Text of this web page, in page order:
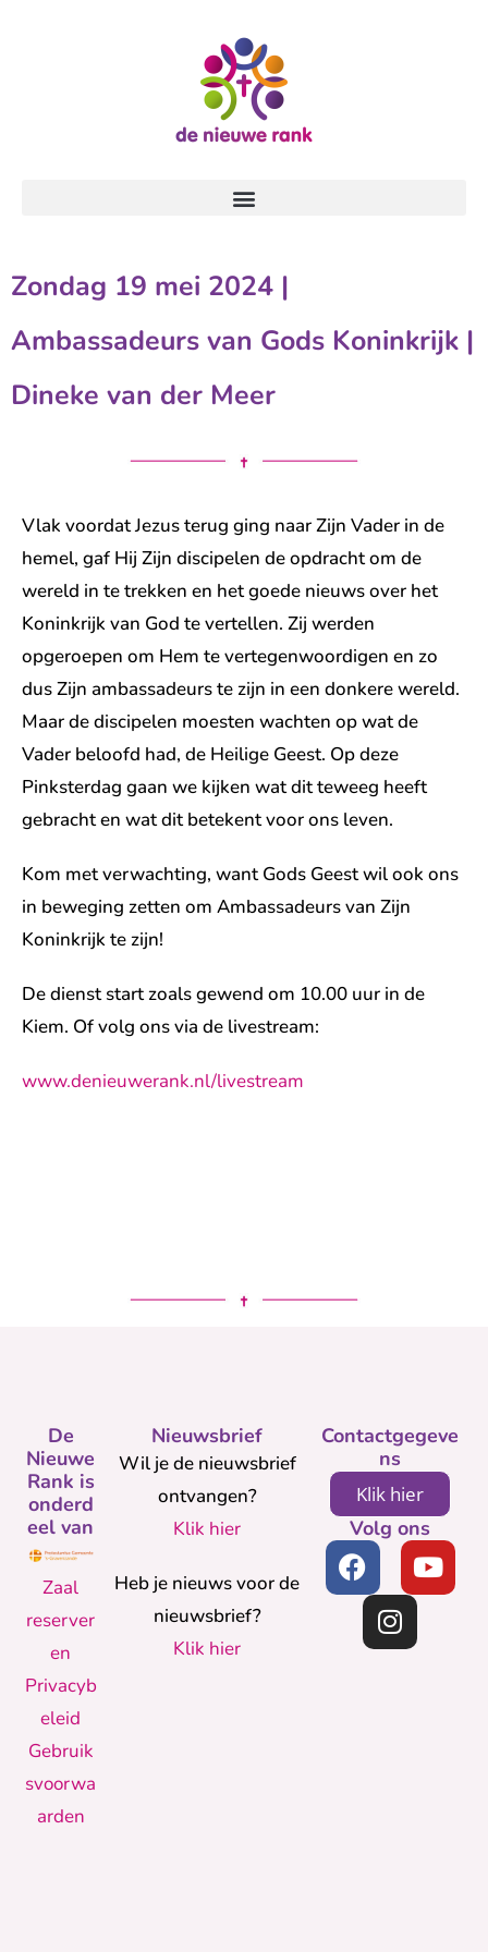
Zondag 19 mei 2024 |
Ambassadeurs van Gods Koninkrijk |
Dineke van der Meer
Vlak voordat Jezus terug ging naar Zijn Vader in de
hemel, gaf Hij Zijn discipelen de opdracht om de
wereld in te trekken en het goede nieuws over het
Koninkrijk van God te vertellen. Zij werden
opgeroepen om Hem te vertegenwoordigen en zo
dus Zijn ambassadeurs te zijn in een donkere wereld.
Maar de discipelen moesten wachten op wat de
Vader beloofd had, de Heilige Geest. Op deze
Pinksterdag gaan we kijken wat dit teweeg heeft
gebracht en wat dit betekent voor ons leven.
Kom met verwachting, want Gods Geest wil ook ons
in beweging zetten om Ambassadeurs van Zijn
Koninkrijk te zijn!
De dienst start zoals gewend om 10.00 uur in de
Kiem. Of volg ons via de livestream:
www.denieuwerank.nl/livestream
Nieuwsbrief
Wil je de nieuwsbrief
ontvangen?
Klik hier
Heb je nieuws voor de
nieuwsbrief?
Klik hier
De
Nieuwe
Rank is
onderd
eel van
Zaal
reserver
en
Privacyb
eleid
Gebruik
svoorwa
arden
Contactgegeve
ns
Klik hier
Volg ons